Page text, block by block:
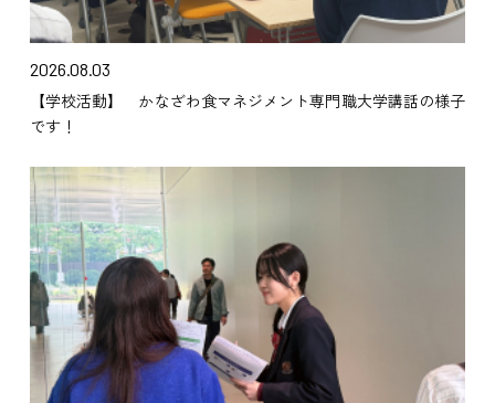
2026.08.03
【学校活動】 かなざわ食マネジメント専門職大学講話の様子
です！